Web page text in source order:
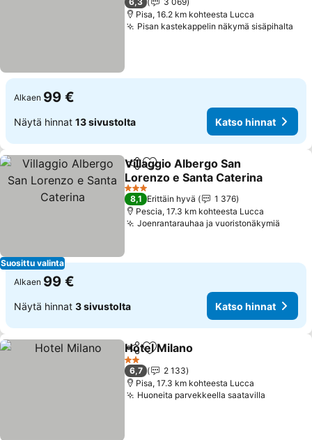
Pisa, 16.2 km kohteesta Lucca
Pisan kastekappelin näkymä sisäpihalta
Alkaen 99 €
Näytä hinnat 13 sivustolta Katso hinnat
Suosittu valinta
Jaa Lisää suosikkeihin
Villaggio Albergo San
Lorenzo e Santa Caterina
Katso hinnat
3 Tähtiluokitus
8,1 Erittäin hyvä
1 376
Pescia, 17.3 km kohteesta Lucca
Joenrantarauhaa ja vuoristonäkymiä
Alkaen 99 €
Näytä hinnat 3 sivustolta Katso hinnat
Jaa Lisää suosikkeihin
Hotel Milano
2 Tähtiluokitus
6,7
2 133
Pisa, 17.3 km kohteesta Lucca
Huoneita parvekkeella saatavilla